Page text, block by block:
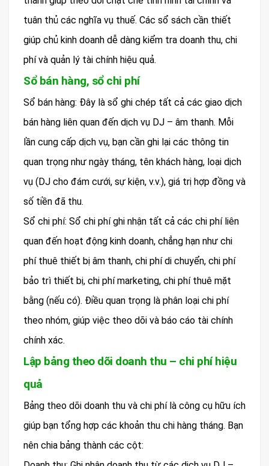
tuân thủ các nghĩa vụ thuế. Các sổ sách cần thiết
giúp chủ kinh doanh dễ dàng kiểm tra doanh thu, chi
phí và quản lý tài chính hiệu quả.
Sổ bán hàng, sổ chi phí
Sổ bán hàng: Đây là sổ ghi chép tất cả các giao dịch
bán hàng liên quan đến dịch vụ DJ – âm thanh. Mỗi
lần cung cấp dịch vụ, bạn cần ghi lại các thông tin
quan trọng như ngày tháng, tên khách hàng, loại dịch
vụ (DJ cho đám cưới, sự kiện, v.v.), giá trị hợp đồng và
số tiền đã thu.
Sổ chi phí: Sổ chi phí ghi nhận tất cả các chi phí liên
quan đến hoạt động kinh doanh, chẳng hạn như chi
phí thuê thiết bị âm thanh, chi phí di chuyển, chi phí
bảo trì thiết bị, chi phí marketing, chi phí thuê mặt
bằng (nếu có). Điều quan trọng là phân loại chi phí
theo nhóm, giúp việc theo dõi và báo cáo tài chính
chính xác.
Lập bảng theo dõi doanh thu – chi phí hiệu
quả
Bảng theo dõi doanh thu và chi phí là công cụ hữu ích
giúp bạn tổng hợp các khoản thu chi hàng tháng. Bạn
nên chia bảng thành các cột: